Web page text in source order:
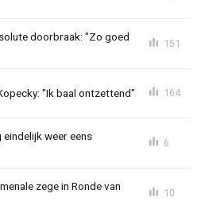
doorbraak: "Zo goed
151
"Ik baal ontzettend" 164
eindelijk weer eens
6
zege in Ronde van
10